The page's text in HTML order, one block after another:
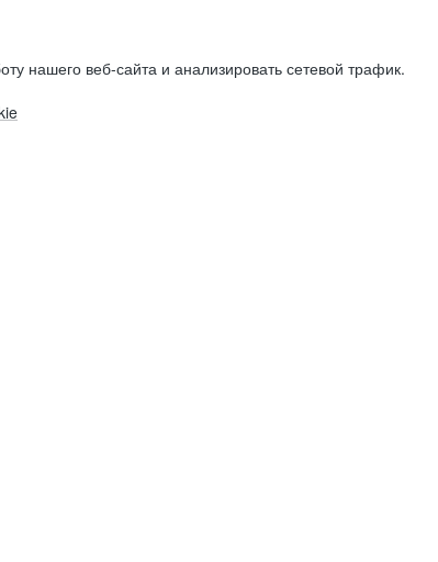
нашего веб-сайта и анализировать сетевой трафик.